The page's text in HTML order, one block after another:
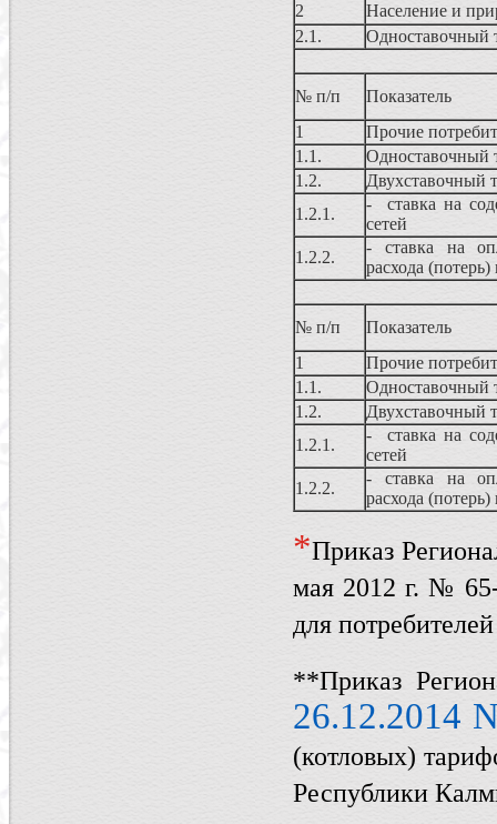
2
Население и
2.1.
Одноставочный
№ п/п
Показатель
1
Прочие
1.1.
Одноставочный
1.2.
Двухставочный
1.2.1.
- ставка на
сетей
1.2.2.
- ставка на
расхода (потерь)
№ п/п
Показатель
1
Прочие
1.1.
Одноставочный
1.2.
Двухставочный
1.2.1.
- ставка на
сетей
1.2.2.
- ставка на
расхода (потерь)
*Приказ
мая 2012 г. №
для
**Приказ
26.12.2014
(котловых)
Республики